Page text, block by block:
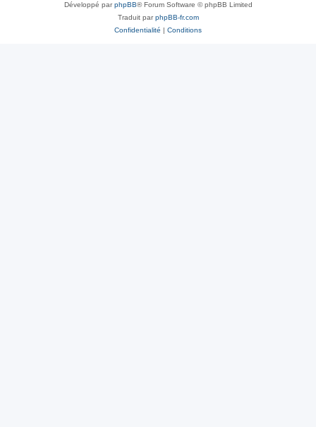
Développé parphpBB® Forum Software © phpBB Limited
Traduit parphpBB-fr.com
Confidentialité | Conditions